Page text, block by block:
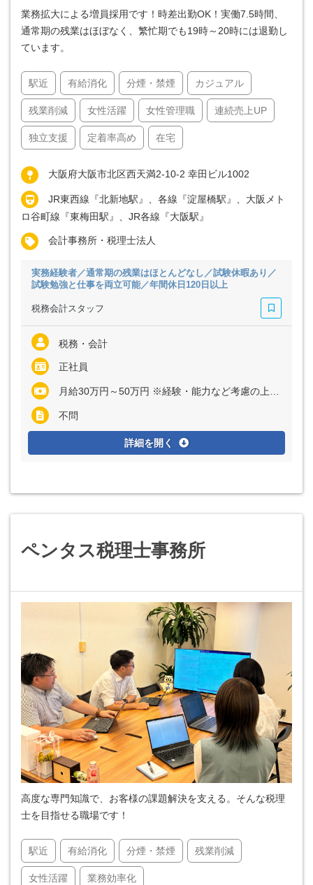
業務拡大による増員採用です！時差出勤OK！実働7.5時間、
通常期の残業はほぼなく、繁忙期でも19時～20時には退勤し
ています。
駅近 有給消化 分煙・禁煙 カジュアル
残業削減 女性活躍 女性管理職 連続売上UP
独立支援 定着率高め 在宅
大阪府大阪市北区西天満2-10-2 幸田ビル1002
JR東西線『北新地駅』、各線『淀屋橋駅』、大阪メト
ロ谷町線『東梅田駅』、JR各線『大阪駅』
会計事務所・税理士法人
実務経験者／通常期の残業はほとんどなし／試験休暇あり／
試験勉強と仕事を両立可能／年間休日120日以上
税務会計スタッフ
税務・会計
正社員
月給30万円～50万円 ※経験・能力など考慮の上、決定いたします ※残業代は全額支給
不問
詳細を開く
ペンタス税理士事務所
高度な専門知識で、お客様の課題解決を支える。そんな税理
士を目指せる職場です！
駅近 有給消化 分煙・禁煙 残業削減
女性活躍 業務効率化